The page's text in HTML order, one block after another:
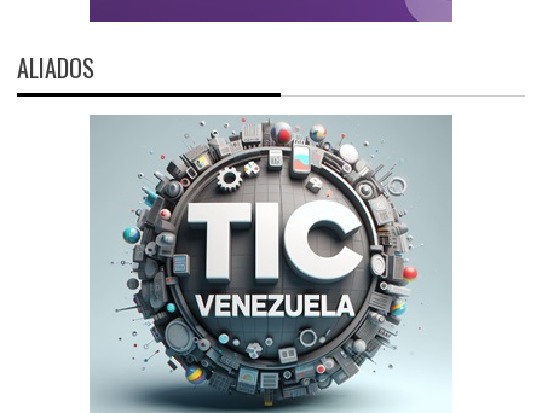
ALIADOS